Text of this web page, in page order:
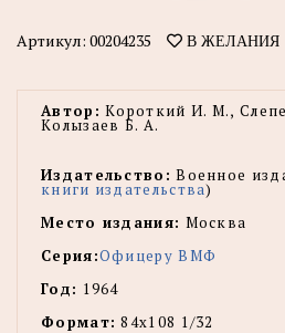
Артикул: 00204235 В ЖЕЛАНИЯ
Автор: Короткий И. М.,
Колызаев Б. А.
Издательство: Военное
книги издательства)
Место издания: Москва
Серия:Офицеру ВМФ
Год: 1964
Формат: 84х108 1/32